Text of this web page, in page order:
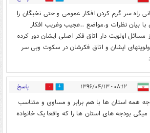
راه سر گرم کردن افکار عمومی و حتی نخبگان را
با بیان نظرات و.مواضع ..عجیب وغریب افکار
مسائل اولویت دار اتاق فکر اصلی ایشان دور کرده
ایشان و اتاق فکرشان در سکوت وبی سر
۰۸:۱۲ - ۱۳۹۶/۰۴/۱۳ 10 پاسخ
همه استان ها با هم برابر و مساوی و متناسب
بودجه های استان ها را که واقعا یک خانواده